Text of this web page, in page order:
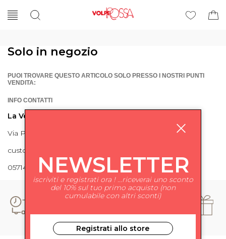
Solo in negozio
PUOI TROVARE QUESTO ARTICOLO SOLO PRESSO I NOSTRI PUNTI
VENDITA:
INFO CONTATTI
La Volpe Rossa
Via Piave 27 56024 Ponte a Egola
customercare@lavolperossa.it
0571498228NEWSLETTER
iscriviti e registrati ora ! ...riceverai uno sconto
del 10% sul tuo primo acquisto (non
cumulabile con altri sconti)
Registrati allo store